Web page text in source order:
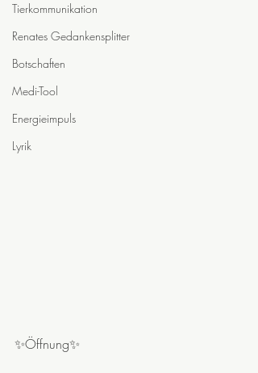
Tierkommunikation
Renates Gedankensplitter
Botschaften
Medi-Tool
Energieimpuls
Lyrik
✨Öffnung✨